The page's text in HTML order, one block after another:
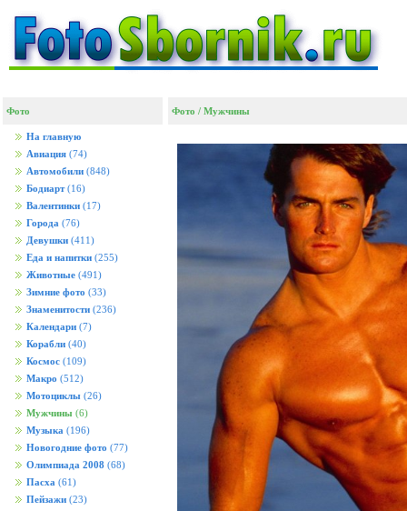
Фото
На главную
Авиация (74)
Автомобили (848)
Бодиарт (16)
Валентинки (17)
Города (76)
Девушки (411)
Еда и напитки (255)
Животные (491)
Зимние фото (33)
Знаменитости (236)
Календари (7)
Корабли (40)
Космос (109)
Макро (512)
Мотоциклы (26)
Мужчины (6)
Музыка (196)
Новогодние фото (77)
Олимпиада 2008 (68)
Пасха (61)
Пейзажи (23)
Фото / Мужчины